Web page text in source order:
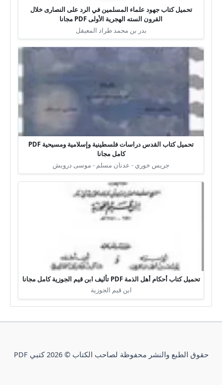
تحميل كتاب جهود علماء المسلمين في الرد على النصارى خلال
القرون السته الهجرية الأولى PDF مجانا
بدر بن محمد طراد المعيقل
تحميل كتاب القدس دراسات فلسطينية وإسلامية ومسيحية PDF
كامل مجانا
جريس خوري - عدنان مسلم - موسى درويش
تحميل كتاب أحكام أهل الذمة PDF تأليف ابن قيم الجوزية كامل مجانا
ابن قيم الجوزية
حقوق الطبع والنشر محفوظة لصاحب الكتاب © 2026 كتبي PDF